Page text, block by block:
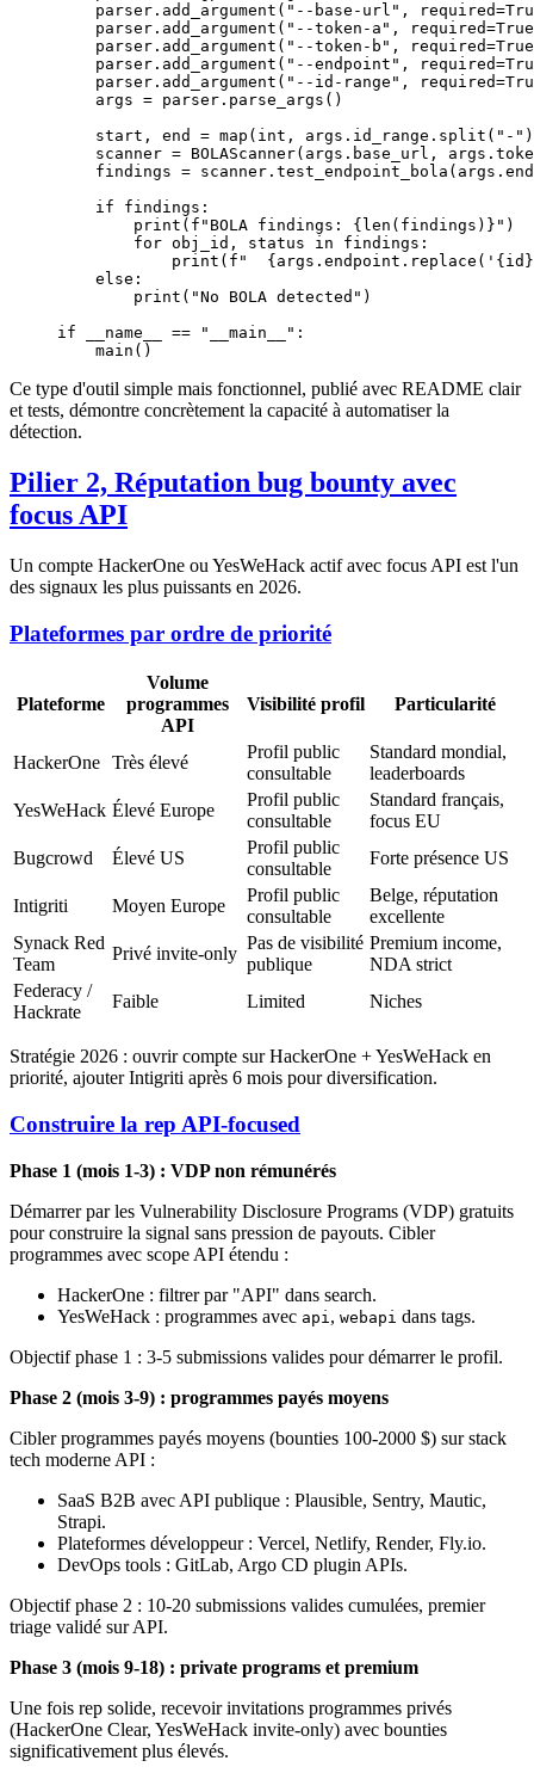
    parser.add_argument(
"--base-url" , required=
    parser.add_argument(
"--token-a" , required=True
    parser.add_argument(
"--token-b" , required=True
    parser.add_argument(
"--endpoint" , required=
    parser.add_argument(
"--id-range" , required=
    args
= parser.parse_args()
    start, end
= map ( int , args.id_range.split( "-"
    scanner
= BOLAScanner(args.base_url,
    findings
=
    if
findings:
        print
( f "BOLA findings: {len (findings) } " )
        for
obj_id, status in findings:
            print
( f " { args.endpoint.replace( ' {id}
    else
:
        print
( "No BOLA detected" )
if __name__ == "__main__" :
    main()
Ce type d'outil simple mais fonctionnel, publié avec README clair
et tests, démontre concrètement la capacité à automatiser la
détection.
Pilier 2, Réputation bug bounty avec
focus API
Un compte HackerOne ou YesWeHack actif avec focus API est l'un
des signaux les plus puissants en 2026.
Plateformes par ordre de priorité
Plateforme
Volume
programmes
API
Visibilité profil Particularité
HackerOne Très élevé
Profil public
consultable
Standard mondial,
leaderboards
YesWeHack Élevé Europe
Profil public
consultable
Standard français,
focus EU
Bugcrowd
Élevé US
Profil public
consultable
Forte présence US
Intigriti Moyen Europe
Profil public
consultable
Belge, réputation
excellente
Synack Red
Team
Privé invite-only
Pas de visibilité
publique
Premium income,
NDA strict
Federacy /
Hackrate
Faible Limited Niches
Stratégie 2026 : ouvrir compte sur HackerOne + YesWeHack en
priorité, ajouter Intigriti après 6 mois pour diversification.
Construire la rep API-focused
Phase 1 (mois 1-3) : VDP non rémunérés
Démarrer par les Vulnerability Disclosure Programs (VDP) gratuits
pour construire la signal sans pression de payouts. Cibler
programmes avec scope API étendu :
HackerOne : filtrer par "API" dans search.
YesWeHack : programmes avec api , webapi dans tags.
Objectif phase 1 : 3-5 submissions valides pour démarrer le profil.
Phase 2 (mois 3-9) : programmes payés moyens
Cibler programmes payés moyens (bounties 100-2000 $) sur stack
tech moderne API :
SaaS B2B avec API publique : Plausible, Sentry, Mautic,
Strapi.
Plateformes développeur : Vercel, Netlify, Render, Fly.io.
DevOps tools : GitLab, Argo CD plugin APIs.
Objectif phase 2 : 10-20 submissions valides cumulées, premier
triage validé sur API.
Phase 3 (mois 9-18) : private programs et premium
Une fois rep solide, recevoir invitations programmes privés
(HackerOne Clear, YesWeHack invite-only) avec bounties
significativement plus élevés.